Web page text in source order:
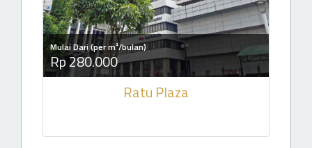
Mulai Dari (per m²/bulan)
Rp 280.000
Ratu Plaza